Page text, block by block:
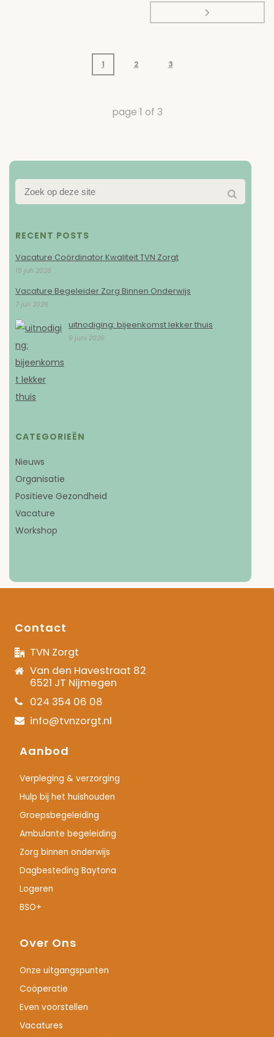
1 2 3
page 1 of 3
RECENT POSTS
Vacature Coördinator Kwaliteit TVN Zorgt
15 juli 2026
Vacature Begeleider Zorg Binnen Onderwijs
7 juli 2026
uitnodiging: bijeenkomst lekker thuis
9 juni 2026
CATEGORIEËN
Nieuws
Organisatie
Positieve Gezondheid
Vacature
Workshop
Contact
TVN Zorgt
Van den Havestraat 82
6521 JT Nijmegen
024 354 06 08
info@tvnzorgt.nl
Aanbod
Verpleging & verzorging
Hulp bij het huishouden
Groepsbegeleiding
Ambulante begeleiding
Zorg binnen onderwijs
Dagbesteding Baytona
Logeren
BSO+
Over Ons
Onze uitgangspunten
Coöperatie
Even voorstellen
Vacatures